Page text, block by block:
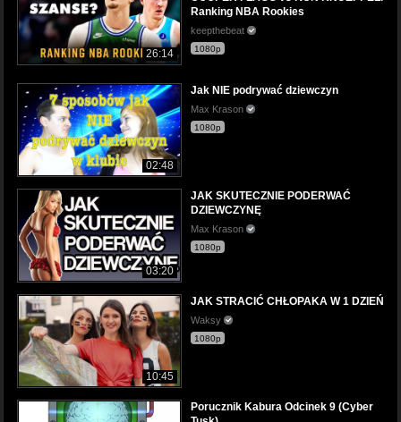
26:14
Ranking NBA Rookies
keepthebeat
1080p
02:48
Jak NIE podrywać dziewczyn
Max Krason
1080p
03:20
JAK SKUTECZNIE PODERWAĆ
DZIEWCZYNĘ
Max Krason
1080p
10:45
JAK STRACIĆ CHŁOPAKA W 1 DZIEŃ
Waksy
1080p
Porucznik Kabura Odcinek 9 (Cyber